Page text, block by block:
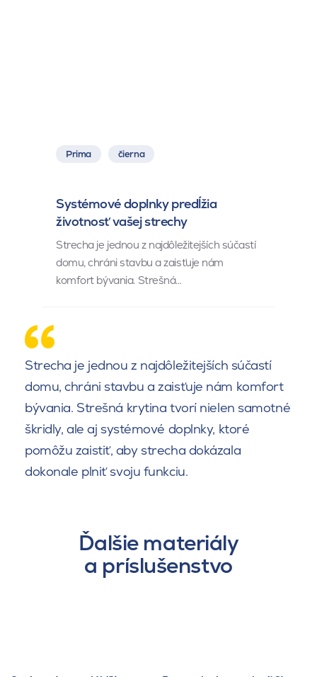
Prima čierna
Systémové doplnky predĺžia
životnosť vašej strechy
Strecha je jednou z najdôležitejších súčastí
domu, chráni stavbu a zaisťuje nám
komfort bývania. Strešná…
Strecha je jednou z najdôležitejších súčastí
domu, chráni stavbu a zaisťuje nám komfort
bývania. Strešná krytina tvorí nielen samotné
škridly, ale aj systémové doplnky, ktoré
pomôžu zaistiť, aby strecha dokázala
dokonale plniť svoju funkciu.
Ďalšie materiály
a príslušenstvo